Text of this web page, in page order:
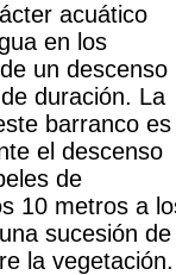
acuático
en los
un descenso
duración. La
barranco es
el descenso
de
10 metros a
sucesión
la